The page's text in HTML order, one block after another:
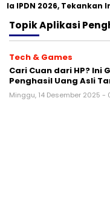
IPDN 2026, Tekankan
TopikAplikasi
Tech & Games
Cari Cuan dari HP? Ini
Penghasil Uang Asli
Minggu, 14 Desember 2025 -